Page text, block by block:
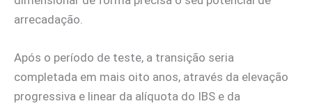
arrecadação.
Após o período de teste, a transição seria
completada em mais oito anos, através da elevação
progressiva e linear da alíquota do IBS e da